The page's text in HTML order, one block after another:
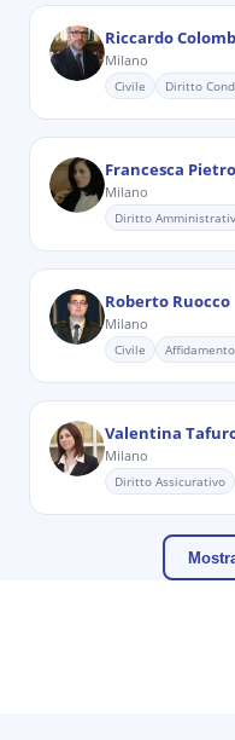
Riccardo
Milano
Civile Diritto
Francesca
Milano
Diritto
Roberto Ruocco
Milano
Civile
Valentina
Milano
Diritto Assicurativo